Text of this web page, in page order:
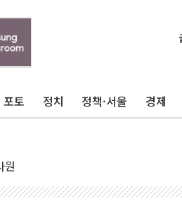
포토 정치 정책·서울 경제
원